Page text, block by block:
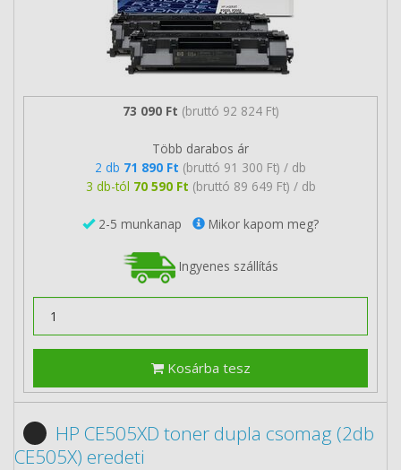
73 090 Ft (bruttó 92 824 Ft)
Több darabos ár
2 db 71 890 Ft (bruttó 91 300 Ft) / db
3 db-tól 70 590 Ft (bruttó 89 649 Ft) / db
2-5 munkanap Mikor kapom meg?
Ingyenes szállítás
Kosárba tesz
HP CE505XD toner dupla csomag (2db
CE505X) eredeti